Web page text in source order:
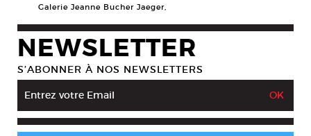
Galerie Jeanne Bucher Jaeger,
NEWSLETTER
S’ABONNER À NOS NEWSLETTERS